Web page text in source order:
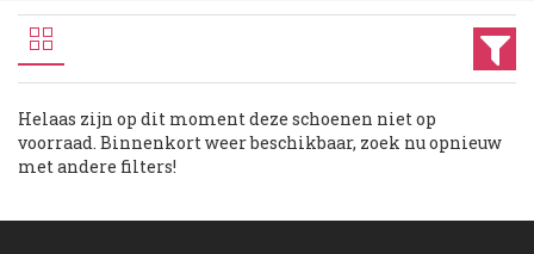
Helaas zijn op dit moment deze schoenen niet op
voorraad. Binnenkort weer beschikbaar, zoek nu opnieuw
met andere filters!